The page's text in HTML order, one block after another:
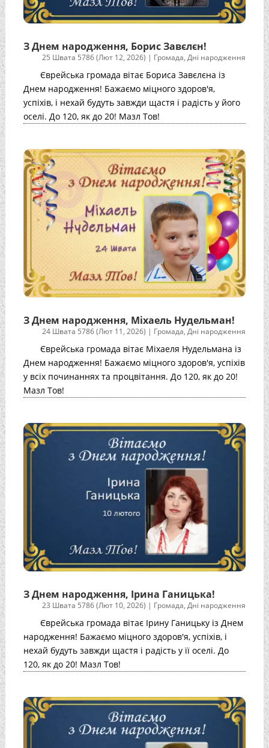
З Днем народження, Борис Завєлєн!
25 Швата 5786 (Лют 12, 2026) | Громада,Дні народження
Єврейська громада вітає Бориса Завєлєна із
Днем народження! Бажаємо міцного здоров'я,
успіхів, і нехай будуть завжди щастя і радість у його
оселі. До 120, як до 20! Мазл Тов!
З Днем народження, Міхаель Нудельман!
24 Швата 5786 (Лют 11, 2026) | Громада,Дні народження
Єврейська громада вітає Міхаеля Нудельмана із
Днем народження! Бажаємо міцного здоров'я, успіхів
у всіх починаннях та процвітання. До 120, як до 20!
Мазл Тов!
З Днем народження, Ірина Ганицька!
23 Швата 5786 (Лют 10, 2026) | Громада,Дні народження
Єврейська громада вітає Ірину Ганицьку із Днем
народження! Бажаємо міцного здоров'я, успіхів, і
нехай будуть завжди щастя і радість у її оселі. До
120, як до 20! Мазл Тов!